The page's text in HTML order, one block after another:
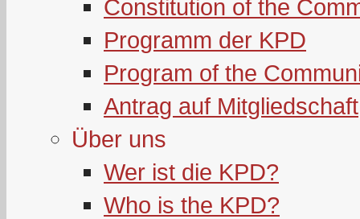
Constitution of the
Programm der KPD
Program of the
Antrag auf Mitgliedschaft
Über uns
Wer ist die KPD?
Who is the KPD?